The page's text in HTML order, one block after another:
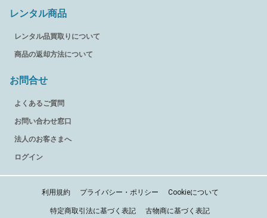
レンタル商品
レンタル品買取りについて
商品の返却方法について
お問合せ
よくあるご質問
お問い合わせ窓口
法人のお客さまへ
ログイン
利用規約 プライバシー・ポリシー Cookieについて
特定商取引法に基づく表記 古物商に基づく表記